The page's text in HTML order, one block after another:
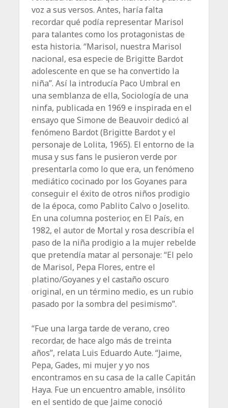
voz a sus versos. Antes, haría falta
recordar qué podía representar Marisol
para talantes como los protagonistas de
esta historia. “Marisol, nuestra Marisol
nacional, esa especie de Brigitte Bardot
adolescente en que se ha convertido la
niña”. Así la introducía Paco Umbral en
una semblanza de ella, Sociología de una
ninfa, publicada en 1969 e inspirada en el
ensayo que Simone de Beau­voir dedicó al
fenómeno Bardot (Brigitte Bardot y el
personaje de Lolita, 1965). El entorno de la
musa y sus fans le pusieron verde por
presentarla como lo que era, un fenómeno
mediático cocinado por los Goyanes para
conseguir el éxito de otros niños prodigio
de la época, como Pablito Calvo o Joselito.
En una columna posterior, en El País, en
1982, el autor de Mortal y rosa describía el
paso de la niña prodigio a la mujer rebelde
que pretendía matar al personaje: “El pelo
de Marisol, Pepa Flores, entre el
platino/Goyanes y el castaño oscuro
original, en un término medio, es un rubio
pasado por la sombra del pesimismo”.
“Fue una larga tarde de verano, creo
recordar, de hace algo más de treinta
años”, relata Luis Eduardo Aute. “Jaime,
Pepa, Gades, mi mujer y yo nos
encontramos en su casa de la calle Capitán
Haya. Fue un encuentro amable, insólito
en el sentido de que Jaime conoció